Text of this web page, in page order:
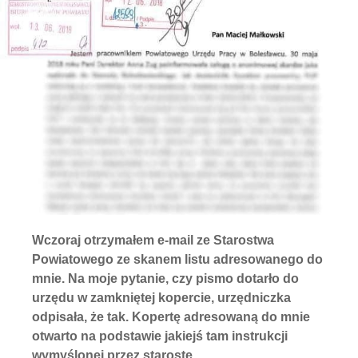
Wczoraj otrzymałem e-mail ze Starostwa
Powiatowego ze skanem listu adresowanego do
mnie. Na moje pytanie, czy pismo dotarło do
urzędu w zamkniętej kopercie, urzędniczka
odpisała, że tak. Kopertę adresowaną do mnie
otwarto na podstawie jakiejś tam instrukcji
wymyślonej przez starostę.